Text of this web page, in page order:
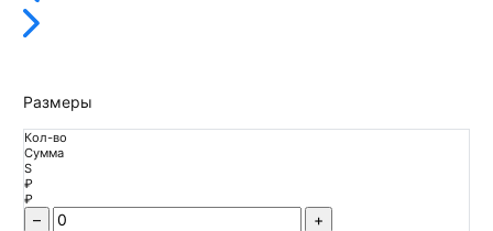
Размеры
Кол-во
Сумма
S
₽
₽
– +